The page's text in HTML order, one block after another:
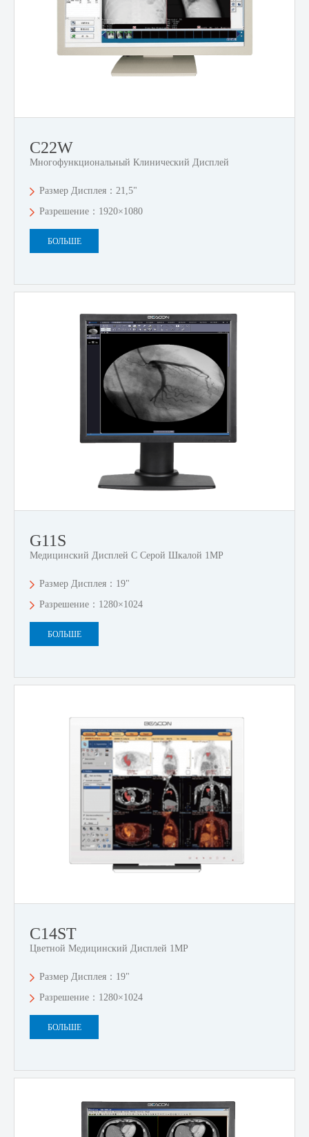
C22W
Многофункциональный Клинический Дисплей
Размер Дисплея：21,5"
Разрешение：1920×1080
БОЛЬШЕ
G11S
Медицинский Дисплей С Серой Шкалой 1MP
Размер Дисплея：19"
Разрешение：1280×1024
БОЛЬШЕ
C14ST
Цветной Медицинский Дисплей 1MP
Размер Дисплея：19"
Разрешение：1280×1024
БОЛЬШЕ